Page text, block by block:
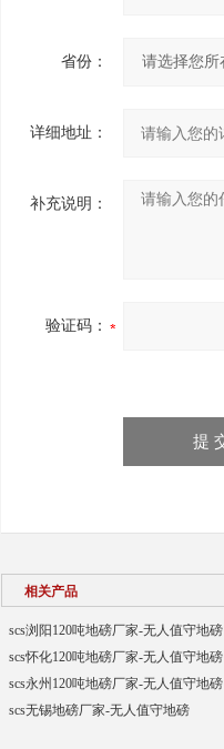
省份：
详细地址：
补充说明：
验证码：
相关产品
scs浏阳120吨地磅厂家-无人值守地磅
scs怀化120吨地磅厂家-无人值守地磅
scs永州120吨地磅厂家-无人值守地磅
scs无锡地磅厂家-无人值守地磅